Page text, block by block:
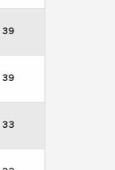
39
39
33